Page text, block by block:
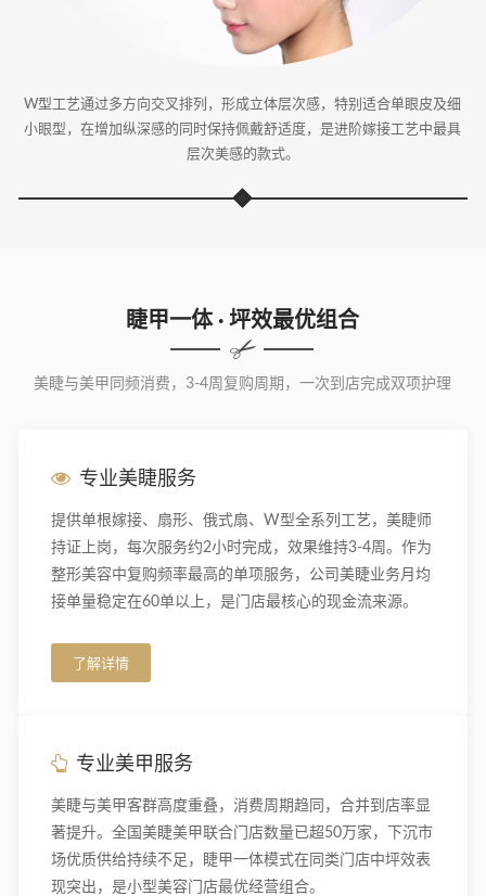
W型工艺通过多方向交叉排列，形成立体层次感，特别适合单眼皮及细
小眼型，在增加纵深感的同时保持佩戴舒适度，是进阶嫁接工艺中最具
层次美感的款式。
睫甲一体 · 坪效最优组合
美睫与美甲同频消费，3-4周复购周期，一次到店完成双项护理
专业美睫服务
提供单根嫁接、扇形、俄式扇、W型全系列工艺，美睫师
持证上岗，每次服务约2小时完成，效果维持3-4周。作为
整形美容中复购频率最高的单项服务，公司美睫业务月均
接单量稳定在60单以上，是门店最核心的现金流来源。
了解详情
专业美甲服务
美睫与美甲客群高度重叠，消费周期趋同，合并到店率显
著提升。全国美睫美甲联合门店数量已超50万家，下沉市
场优质供给持续不足，睫甲一体模式在同类门店中坪效表
现突出，是小型美容门店最优经营组合。